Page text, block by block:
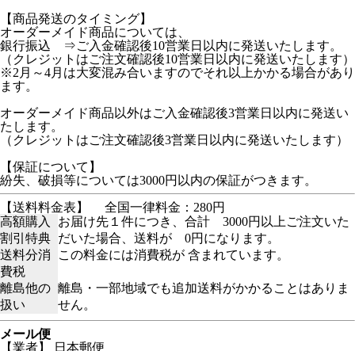
【商品発送のタイミング】
オーダーメイド商品については、
銀行振込 ⇒ご入金確認後10営業日以内に発送いたします。
（クレジットはご注文確認後10営業日以内に発送いたします）
※2月～4月は大変混み合いますのでそれ以上かかる場合があり
ます。
オーダーメイド商品以外はご入金確認後3営業日以内に発送い
たします。
（クレジットはご注文確認後3営業日以内に発送いたします）
【保証について】
紛失、破損等については3000円以内の保証がつきます。
【送料料金表】
全国一律料金：280円
高額購入
割引特典
お届け先１件につき、合計 3000円以上ご注文いた
だいた場合、送料が 0円になります。
送料分消
費税
この料金には消費税が 含まれています。
離島他の
扱い
離島・一部地域でも追加送料がかかることはありま
せん。
メール便
【業者】 日本郵便